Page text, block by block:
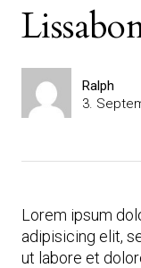
Ralph
3.
Lorem ipsum
adipisicing elit,
ut labore et